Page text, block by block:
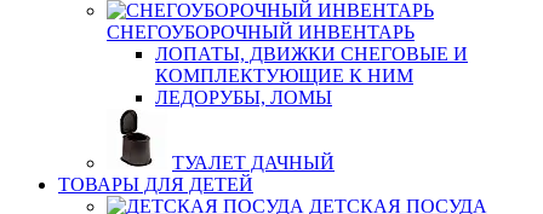
СНЕГОУБОРОЧНЫЙ ИНВЕНТАРЬ
ЛОПАТЫ, ДВИЖКИ СНЕГОВЫЕ И
КОМПЛЕКТУЮЩИЕ К НИМ
ЛЕДОРУБЫ, ЛОМЫ
ТУАЛЕТ ДАЧНЫЙ
ТОВАРЫ ДЛЯ ДЕТЕЙ
ДЕТСКАЯ ПОСУДА